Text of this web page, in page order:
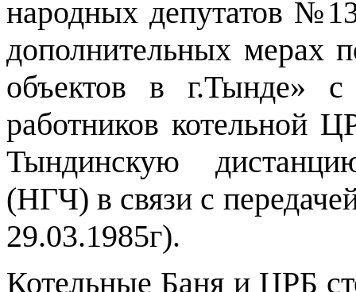
народных депутатов
дополнительных мерах
объектов в г.Тынде»
работников котельной
Тындинскую
(НГЧ) в связи с
29.03.1985г).
Котельные Баня и ЦРБ